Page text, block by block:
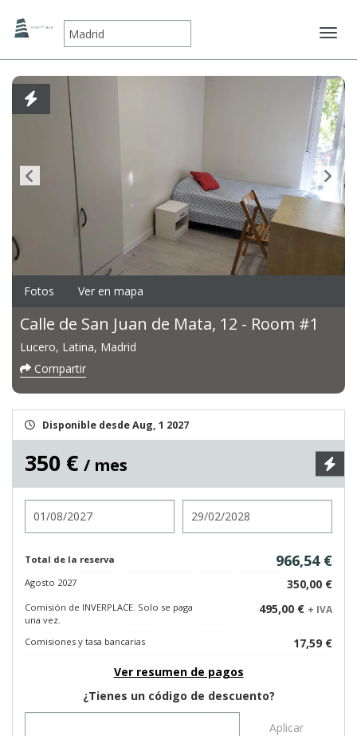
Fotos Ver en mapa
Calle de San Juan de Mata, 12 - Room #1
Lucero, Latina, Madrid
Compartir
Disponible desde Aug, 1 2027
350 € / mes
Total de la reserva 966,54 €
Agosto 2027 350,00 €
Comisión de INVERPLACE. Solo se paga
una vez.
495,00 € + IVA
Comisiones y tasa bancarias
17,59 €
Ver resumen de pagos
¿Tienes un código de descuento?
Aplicar